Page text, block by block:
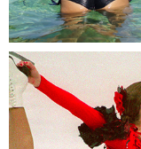
Tajná policie